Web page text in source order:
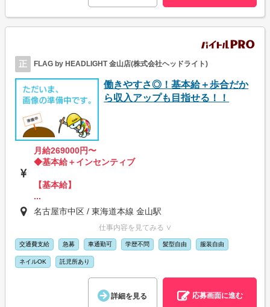
正 FLAG by HEADLIGHT 金山店(株式会社ヘッドライト)
働きやすさ◎！基本給＋歩合だか
ら収入アップも目指せる！！
月給269000円〜
◆基本給＋インセンティブ
【基本給】
...
名古屋市中区 / 東海道本線 金山駅
仕事内容を見てみる ∨
交通費支給 急募 車通勤可 学歴不問 髪型自由 服装自由
ネイルOK 託児所あり
詳細を見る 応募画面に進む